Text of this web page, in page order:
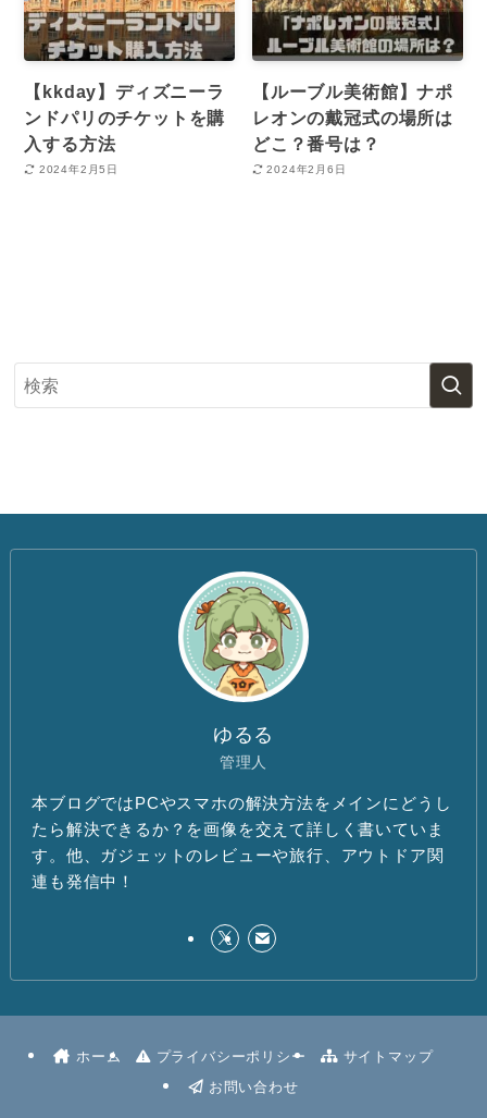
【kkday】ディズニーラ
ンドパリのチケットを購
入する方法
2024年2月5日
【ルーブル美術館】ナポ
レオンの戴冠式の場所は
どこ？番号は？
2024年2月6日
ゆるる
管理人
本ブログではPCやスマホの解決方法をメインにどうし
たら解決できるか？を画像を交えて詳しく書いていま
す。他、ガジェットのレビューや旅行、アウトドア関
連も発信中！
ホーム プライバシーポリシー
サイトマップ
お問い合わせ